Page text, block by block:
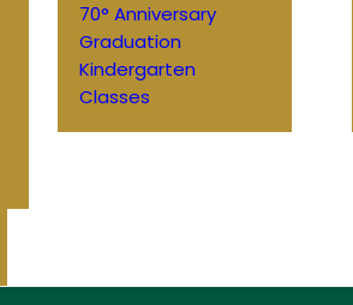
70° Anniversary
Graduation
Kindergarten
Classes